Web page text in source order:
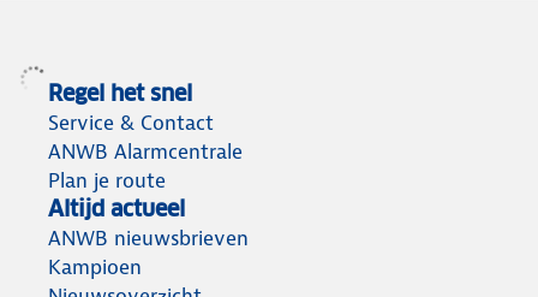
Regel het snel
Service & Contact
ANWB Alarmcentrale
Plan je route
Altijd actueel
ANWB nieuwsbrieven
Kampioen